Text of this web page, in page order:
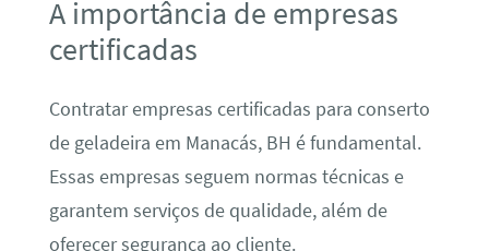
A importância de empresas
certificadas
Contratar empresas certificadas para conserto
de geladeira em Manacás, BH é fundamental.
Essas empresas seguem normas técnicas e
garantem serviços de qualidade, além de
oferecer segurança ao cliente.